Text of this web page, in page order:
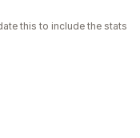
this to include the stats